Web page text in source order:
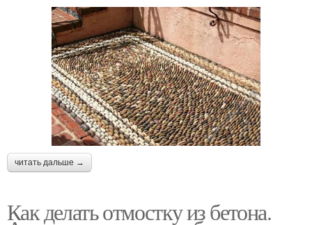
читать дальше →
Как делать отмостку из бетона.